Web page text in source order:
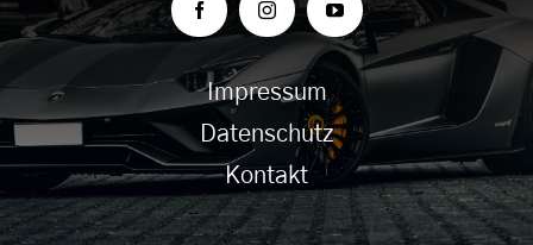
Impressum
Datenschutz
Kontakt